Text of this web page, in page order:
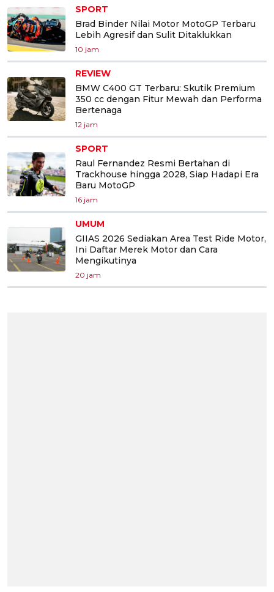
SPORT
Brad Binder Nilai Motor MotoGP Terbaru
Lebih Agresif dan Sulit Ditaklukkan
10 jam
REVIEW
BMW C400 GT Terbaru: Skutik Premium
350 cc dengan Fitur Mewah dan Performa
Bertenaga
12 jam
SPORT
Raul Fernandez Resmi Bertahan di
Trackhouse hingga 2028, Siap Hadapi Era
Baru MotoGP
16 jam
UMUM
GIIAS 2026 Sediakan Area Test Ride Motor,
Ini Daftar Merek Motor dan Cara
Mengikutinya
20 jam